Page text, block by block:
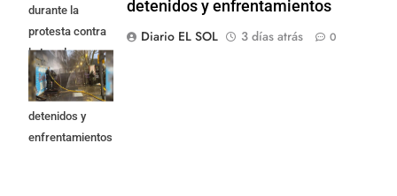
durante la
protesta contra
la Ley de
Propiedad
Privada: hubo
detenidos y
enfrentamientos
detenidos y enfrentamientos
Diario EL SOL
3 días atrás 0